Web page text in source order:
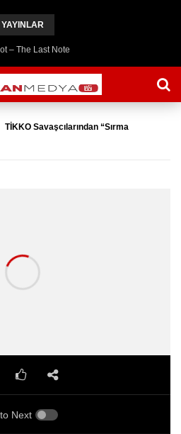
YAYINLAR
– The Last Note
TİKKO Savaşcılarından “Sırma
Next